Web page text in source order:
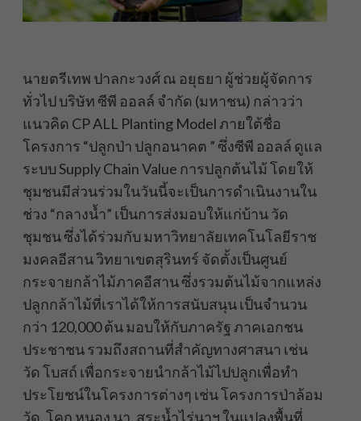
นายตรีเทพ ปาลกะวงศ์ ณ อยุธยา ผู้ช่วยผู้จัดการ
ทั่วไป บริษัท ซีพี ออลล์ จำกัด (มหาชน) กล่าวว่า
แนวคิด CP ALL Planting Model ภายใต้ชื่อ
โครงการ “ปลูกป่า ปลูกอนาคต ” ซึ่งซีพี ออลล์ ดูแล
ระบบ Supply Chain​ Value การปลูกต้นไม้ โดยให้
ชุมชนมีส่วนร่วมในวันนี้จะเป็นการดำเนินงานใน
ช่วง “กลางน้ำ” เป็นการส่งมอบให้แก่บ้าน วัด
ชุมชน ซึ่งได้ร่วมกับ มหาวิทยาลัยเทคโนโลยีราช
มงคลอีสาน วิทยาเขตสุรินทร์ จัดตั้งเป็นศูนย์
กระจายกล้าไม้ภาคอีสาน ซึ่งรวมต้นไม้จากแหล่ง
ปลูกกล้าไม้ที่เราได้ให้การสนับสนุน เป็นจำนวน
กว่า 120,000 ต้น มอบให้กับภาครัฐ ภาคเอกชน
ประชาชน รวมถึงสถานที่สำคัญทางศาสนา เช่น
วัด โบสถ์ เพื่อกระจายนำกล้าไม้ไปปลูกเพื่อทำ
ประโยชน์ในโครงการต่างๆ เช่น โครงการป่าล้อม
วัด, โคก หนอง นา, สระน้ำไร่นาฯ ในแปลงพื้นที่